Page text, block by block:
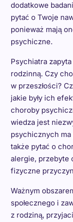
dodatkowe
pytać o Twoje
ponieważ mają
psychiczne.
Psychiatra
rodzinną. Czy
w przeszłości?
jakie były ich
choroby
wiedza jest
psychicznych ma
także pytać o
alergie, przebyte
fizyczne
Ważnym
społecznego i
z rodziną,